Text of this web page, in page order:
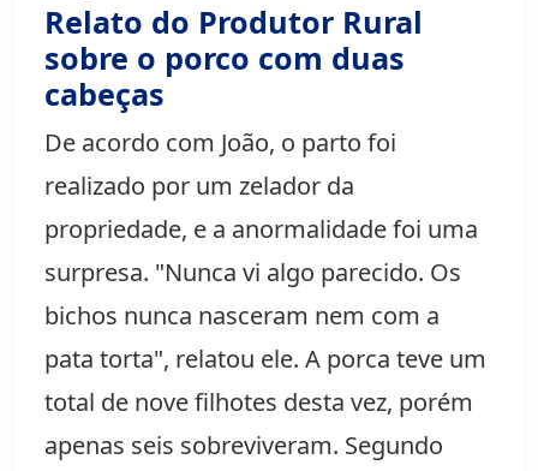
Relato do Produtor Rural
sobre o porco com duas
cabeças
De acordo com João, o parto foi
realizado por um zelador da
propriedade, e a anormalidade foi uma
surpresa. "Nunca vi algo parecido. Os
bichos nunca nasceram nem com a
pata torta", relatou ele. A porca teve um
total de nove filhotes desta vez, porém
apenas seis sobreviveram. Segundo